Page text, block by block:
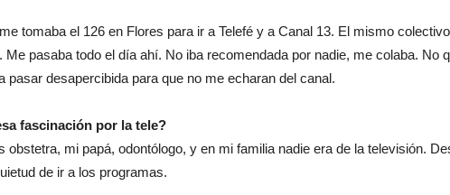
tomaba el 126 en Flores para ir a Telefé y a Canal 13. El mismo
Me pasaba todo el día ahí. No iba recomendada por nadie, me colaba. No
pasar desapercibida para que no me echaran del canal.
fascinación por la tele?
obstetra, mi papá, odontólogo, y en mi familia nadie era de la televisión.
de ir a los programas.